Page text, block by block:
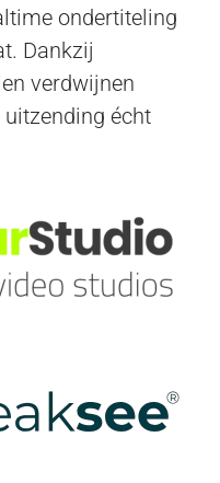
ondertiteling
Dankzij
verdwijnen
écht